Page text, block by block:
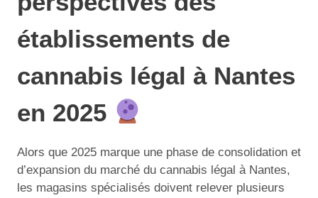
établissements de
cannabis légal à Nantes
en 2025
Alors que 2025 marque une phase de consolidation et
d’expansion du marché du cannabis légal à Nantes,
les magasins spécialisés doivent relever plusieurs